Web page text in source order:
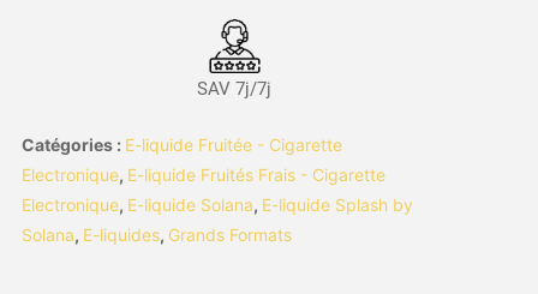
SAV 7j/7j
Catégories : E-liquide Fruitée - Cigarette
Electronique, E-liquide Fruités Frais - Cigarette
Electronique, E-liquide Solana, E-liquide Splash by
Solana, E-liquides, Grands Formats